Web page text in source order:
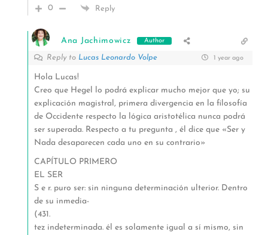
0 Reply
Ana Jachimowicz Author
Reply to Lucas Leonardo Volpe 1 year ago
Hola Lucas!
Creo que Hegel lo podrá explicar mucho mejor que yo; su
explicación magistral, primera divergencia en la filosofía
de Occidente respecto la lógica aristotélica nunca podrá
ser superada. Respecto a tu pregunta , él dice que «Ser y
Nada desaparecen cada uno en su contrario»
CAPÍTULO PRIMERO
EL SER
S e r. puro ser: sin ninguna determinación ulterior. Dentro
de su inmedia-
(431.
tez indeterminada. él es solamente igual a sí mismo, sin